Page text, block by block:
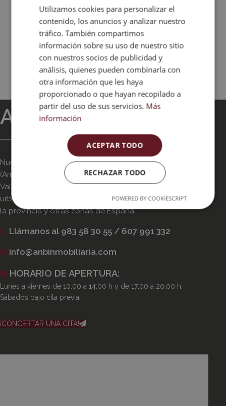
ANB INMOBILIARIA
Nuestra oficina se encuentra en la Urbanización La Vega
(Arroyo de la Encomienda) a solo 10 minutos de
Valladolid. La zona de mayor expansión y desarrollo
urbanístico desde donde trabajamos inmuebles de toda
la provincia y otras zonas de España.
Llámanos al 983 58 30 55 / 607 991 332
info@anbinmobiliaria.com
HORARIO DE APERTURA:
Lunes a viernes de 10:00 a 14:00 h y de 17:00 a 20:00 h.
Sábados bajo cita previa
¡CONCERTAR UNA CITA!
Utilizamos cookies para personalizar el
contenido, los anuncios y analizar nuestro
tráfico. También compartimos
información sobre su uso de nuestro sitio
con nuestros socios de publicidad y
análisis, quienes pueden combinarla con
otra información que les haya
proporcionado o que hayan recopilado a
partir del uso de sus servicios. Más
información
ACEPTAR TODO
RECHAZAR TODO
POWERED BY COOKIESCRIPT